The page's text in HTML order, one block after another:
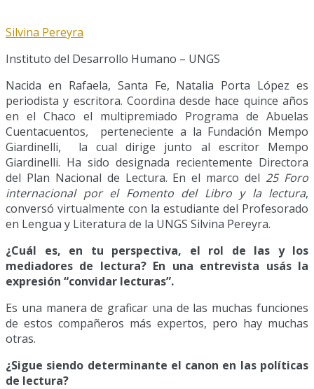
Silvina Pereyra
Instituto del Desarrollo Humano – UNGS
Nacida en Rafaela, Santa Fe, Natalia Porta López es
periodista y escritora. Coordina desde hace quince años
en el Chaco el multipremiado Programa de Abuelas
Cuentacuentos,
perteneciente a la Fundación Mempo
Giardinelli, la cual dirige junto al escritor Mempo
Giardinelli. Ha sido designada recientemente Directora
del Plan Nacional de Lectura. En el marco del 25 Foro
internacional por el Fomento del Libro y la lectura,
conversó virtualmente con la estudiante del Profesorado
en Lengua y Literatura de la UNGS Silvina Pereyra.
¿Cuál es, en tu perspectiva, el rol de las y los
mediadores de lectura? En una entrevista usás la
expresión “convidar lecturas”.
Es una manera de graficar una de las muchas funciones
de estos compañeros más expertos, pero hay muchas
otras.
¿Sigue siendo determinante el canon en las políticas
de lectura?